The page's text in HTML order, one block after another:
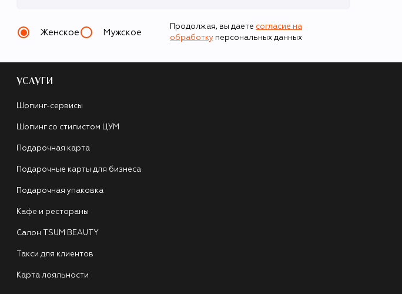
Женское Мужское
Продолжая, вы даете согласие на
обработку персональных данных
УСЛУГИ
Шопинг-сервисы
Шопинг со стилистом ЦУМ
Подарочная карта
Подарочные карты для бизнеса
Подарочная упаковка
Кафе и рестораны
Салон TSUM BEAUTY
Такси для клиентов
Карта лояльности